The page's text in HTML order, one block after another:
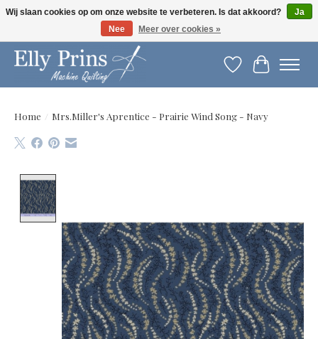
Let op: gewijzigde openingstijden!
Verlanglijst
Home / Mrs.Miller's Aprentice - Prairie Wind Song - Navy
Wij slaan cookies op om onze website te verbeteren. Is dat akkoord?
Ja
Nee
Meer over cookies »